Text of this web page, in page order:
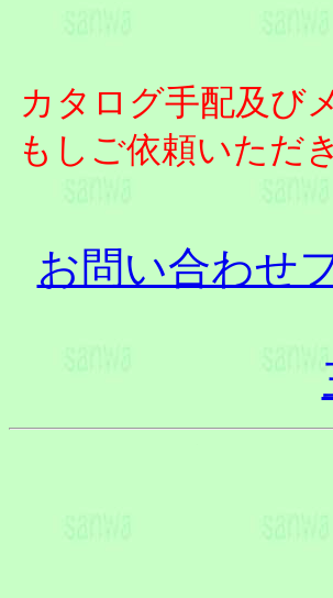
カタログ手配及び
もしご依頼いただ
お問い合わせ